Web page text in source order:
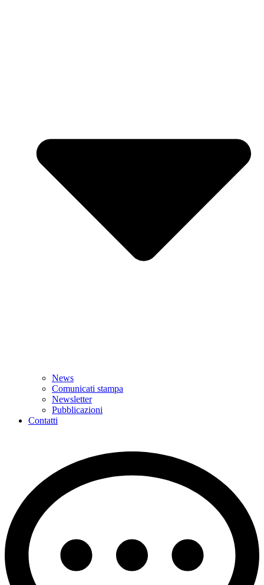
News
Comunicati stampa
Newsletter
Pubblicazioni
Contatti